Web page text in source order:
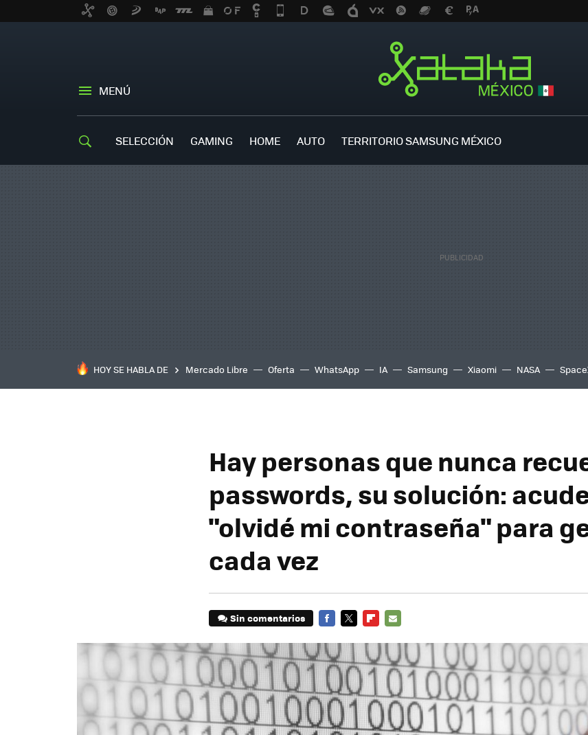
MENÚ
SELECCIÓN GAMING HOME AUTO TERRITORIO SAMSUNG MÉXICO
HOY SE HABLA DE Mercado Libre Oferta WhatsApp IA Samsung Xiaomi NASA
Hay personas que nunca
passwords, su solución:
"olvidé mi contraseña" para
cada vez
Sin comentarios
MAIL